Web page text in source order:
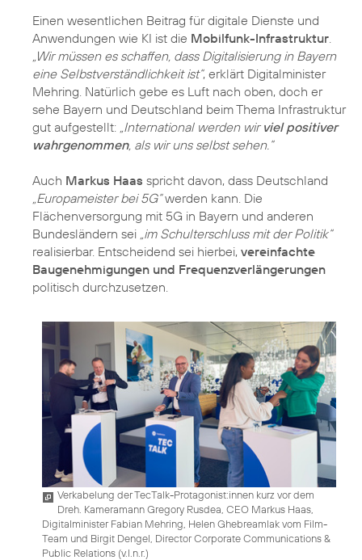
Einen wesentlichen Beitrag für digitale Dienste und
Anwendungen wie KI ist die Mobilfunk-Infrastruktur
„Wir müssen es schaffen, dass Digitalisierung in Bayern
eine Selbstverständlichkeit ist“, erklärt Digitalminister
Mehring. Natürlich gebe es Luft nach oben, doch er
sehe Bayern und Deutschland beim Thema Infrastruktur
gut aufgestellt: „International werden wir viel positiver
wahrgenommen, als wir uns selbst sehen.“
Auch Markus Haas spricht davon, dass Deutschland
„Europameister bei 5G“werden kann. Die
Flächenversorgung mit 5G in Bayern und anderen
Bundesländern sei „im Schulterschluss mit der Politik“
realisierbar. Entscheidend sei hierbei, vereinfachte
Baugenehmigungen und Frequenzverlängerungen
politisch durchzusetzen.
Verkabelung der TecTalk-Protagonist:innen kurz vor dem
Dreh. Kameramann Gregory Rusdea, CEO Markus Haas,
Digitalminister Fabian Mehring, Helen Ghebreamlak vom Film-
Team und Birgit Dengel, Director Corporate Communications &
Public Relations (v.l.n.r.)